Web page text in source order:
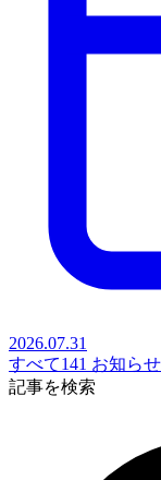
2026.07.31
すべて141 お知らせ
記事を検索